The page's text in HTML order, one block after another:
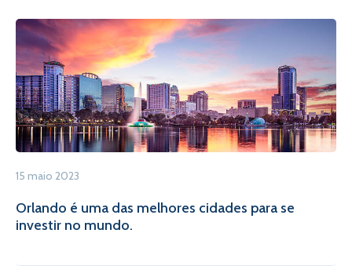
15 maio 2023
Orlando é uma das melhores cidades para se
investir no mundo.